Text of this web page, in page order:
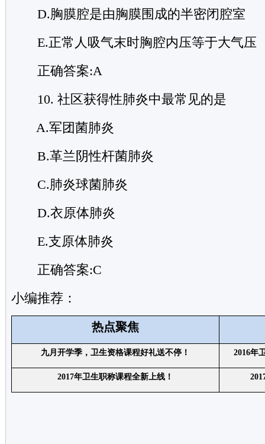
D.胸膜腔是由胸膜围成的半密闭腔室
E.正常人吸气末时胸腔内压等于大气压
正确答案:A
10. 社区获得性肺炎中最常见的是
A.军团菌肺炎
B.革兰阴性杆菌肺炎
C.肺炎球菌肺炎
D.衣原体肺炎
E.支原体肺炎
正确答案:C
小编推荐：
热点聚焦
九月开学季，卫生资格课程好礼送不停！ 2016年
2017年卫生职称课程全新上线！